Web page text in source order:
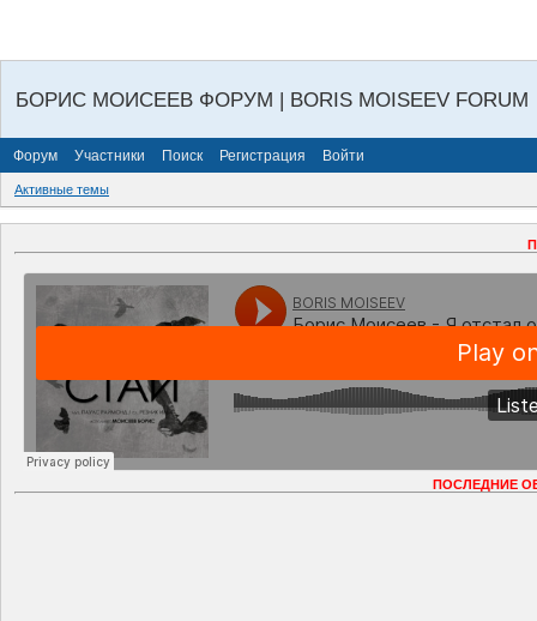
БОРИС МОИСЕЕВ ФОРУМ | BORIS MOISEEV FORUM
Форум Участники Поиск Регистрация Войти
Активные темы
ПОСЛЕДНИЕ